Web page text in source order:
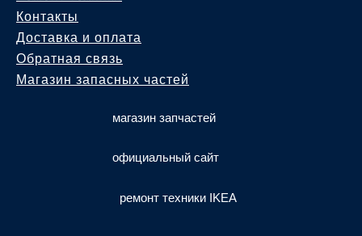
Контакты
Доставка и оплата
Обратная связь
Магазин запасных частей
магазин запчастей
официальный сайт
ремонт техники IKEA